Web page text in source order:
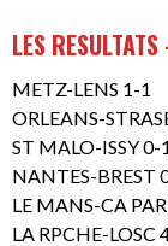
LES
METZ-LENS 1-1
ORLEANS-
ST MALO-ISSY 0-1
NANTES-BREST
LE MANS-CA
LA RPCHE-LOSC